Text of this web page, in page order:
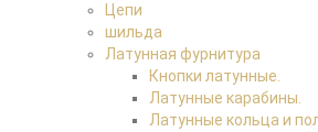
Цепи
шильда
Латунная фурнитура
Кнопки латунные.
Латунные карабины.
Латунные кольца и